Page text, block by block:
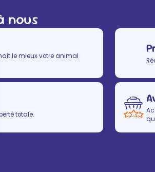
nous
le mieux votre animal
totale.